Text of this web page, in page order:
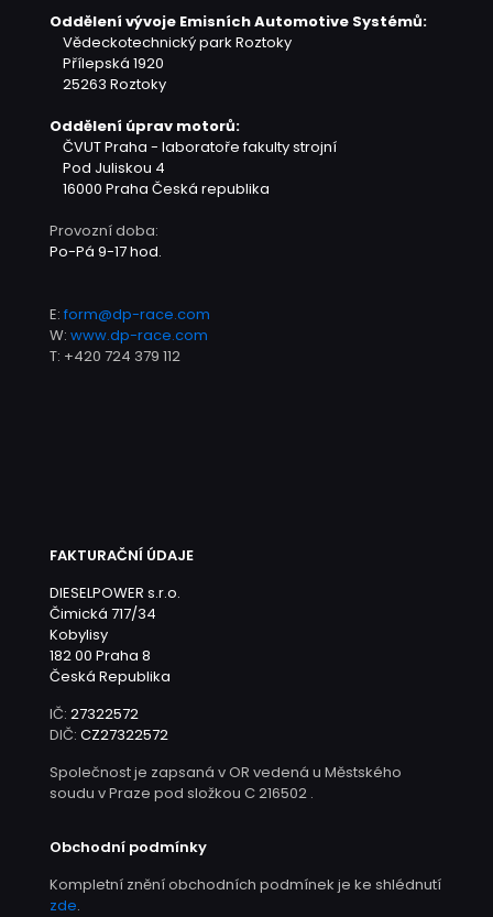
Oddělení vývoje Emisních Automotive Systémů:
Vědeckotechnický park Roztoky
Přílepská 1920
25263 Roztoky
Oddělení úprav motorů:
ČVUT Praha - laboratoře fakulty strojní
Pod Juliskou 4
16000 Praha Česká republika
Provozní doba:
Po-Pá 9-17 hod.
E: form@dp-race.com
W: www.dp-race.com
T: +420 724 379 112
FAKTURAČNÍ ÚDAJE
DIESELPOWER s.r.o.
Čimická 717/34
Kobylisy
182 00 Praha 8
Česká Republika
IČ: 27322572
DIČ: CZ27322572
Společnost je zapsaná v OR vedená u Městského
soudu v Praze pod složkou C 216502 .
Obchodní podmínky
Kompletní znění obchodních podmínek je ke shlédnutí
zde.